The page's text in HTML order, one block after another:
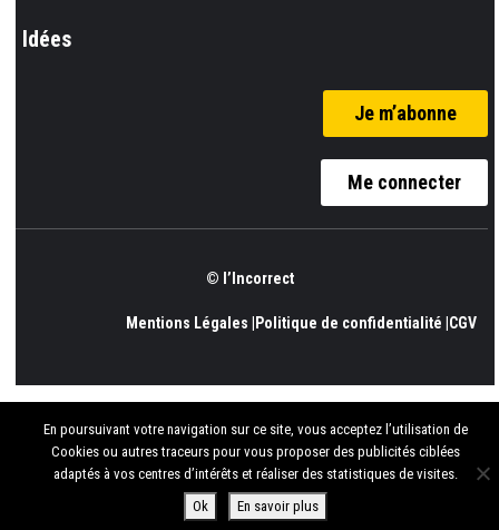
Idées
Je m’abonne
Me connecter
© l’Incorrect
Mentions Légales |Politique de confidentialité |CGV
En poursuivant votre navigation sur ce site, vous acceptez l’utilisation de
Cookies ou autres traceurs pour vous proposer des publicités ciblées
adaptés à vos centres d’intérêts et réaliser des statistiques de visites.
Ok
En savoir plus